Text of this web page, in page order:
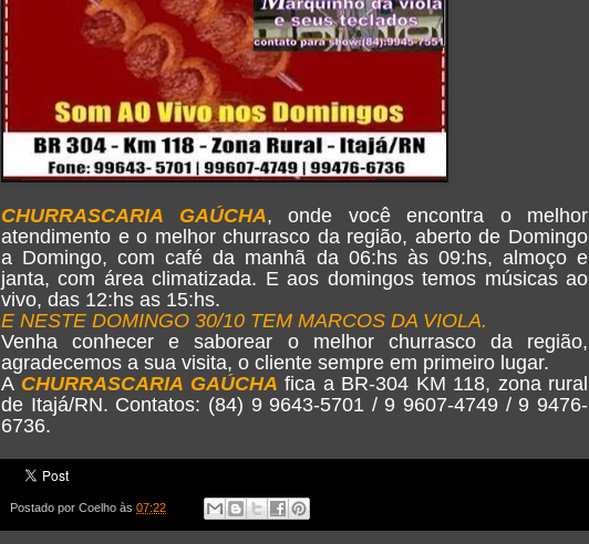
CHURRASCARIA GAÚCHA, onde você encontra o melhor
atendimento e o melhor churrasco da região, aberto de Domingo
a Domingo, com café da manhã da 06:hs às 09:hs, almoço e
janta, com área climatizada. E aos domingos temos músicas ao
vivo, das 12:hs as 15:hs.
E NESTE DOMINGO 30/10 TEM MARCOS DA VIOLA.
Venha conhecer e saborear o melhor churrasco da região,
agradecemos a sua visita, o cliente sempre em primeiro lugar.
A CHURRASCARIA GAÚCHA fica a BR-304 KM 118, zona rural
de Itajá/RN. Contatos: (84) 9 9643-5701 / 9 9607-4749 / 9 9476-
6736.
Postado por Coelho às 07:22